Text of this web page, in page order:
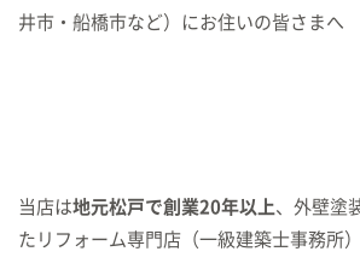
井市・船橋市など）にお住いの皆さまへ
当店は地元松戸で創業20年以上、外壁塗
たリフォーム専門店（一級建築士事務所）